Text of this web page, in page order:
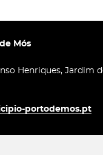
Mós
Henriques, Jardim
portodemos.pt